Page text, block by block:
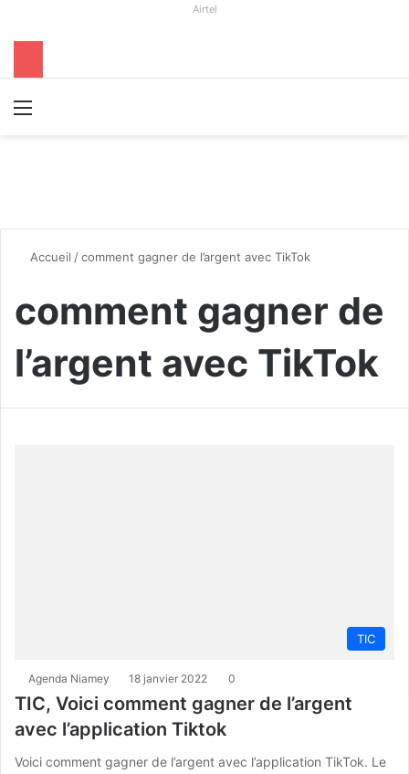
Airtel
Accueil /comment gagner de l’argent avec TikTok
comment gagner de
l’argent avec TikTok
TIC
Agenda Niamey 18 janvier 2022 0
TIC, Voici comment gagner de l’argent
avec l’application Tiktok
Voici comment gagner de l’argent avec l’application TikTok. Le